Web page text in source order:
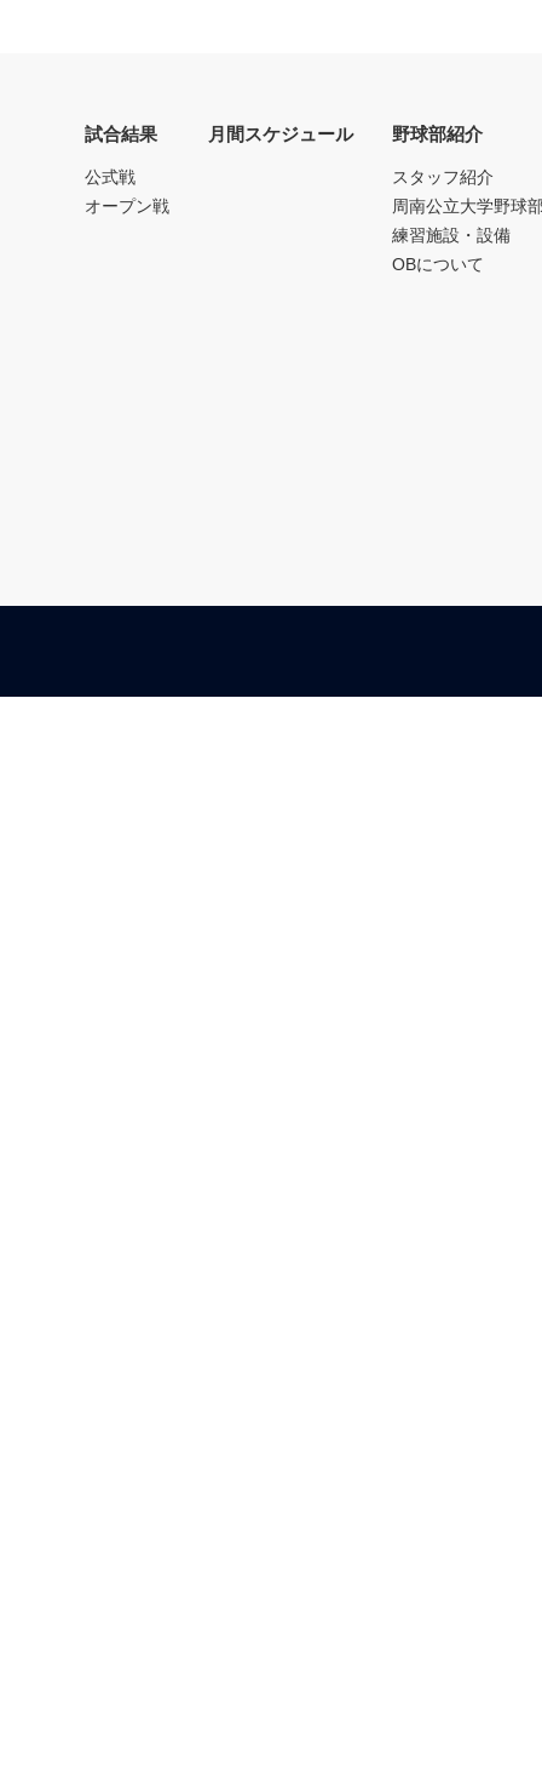
試合結果
公式戦
オープン戦
月間スケジュール 野球部紹介
スタッフ紹介
周南公立大学野球
練習施設・設備
OBについて